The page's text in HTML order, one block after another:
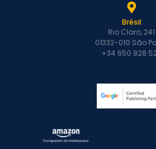
Brésil
Rio Claro, 241
01332-010 São
+34 650 828